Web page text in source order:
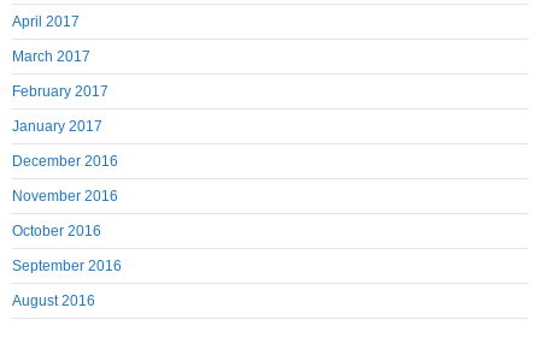
April 2017
March 2017
February 2017
January 2017
December 2016
November 2016
October 2016
September 2016
August 2016